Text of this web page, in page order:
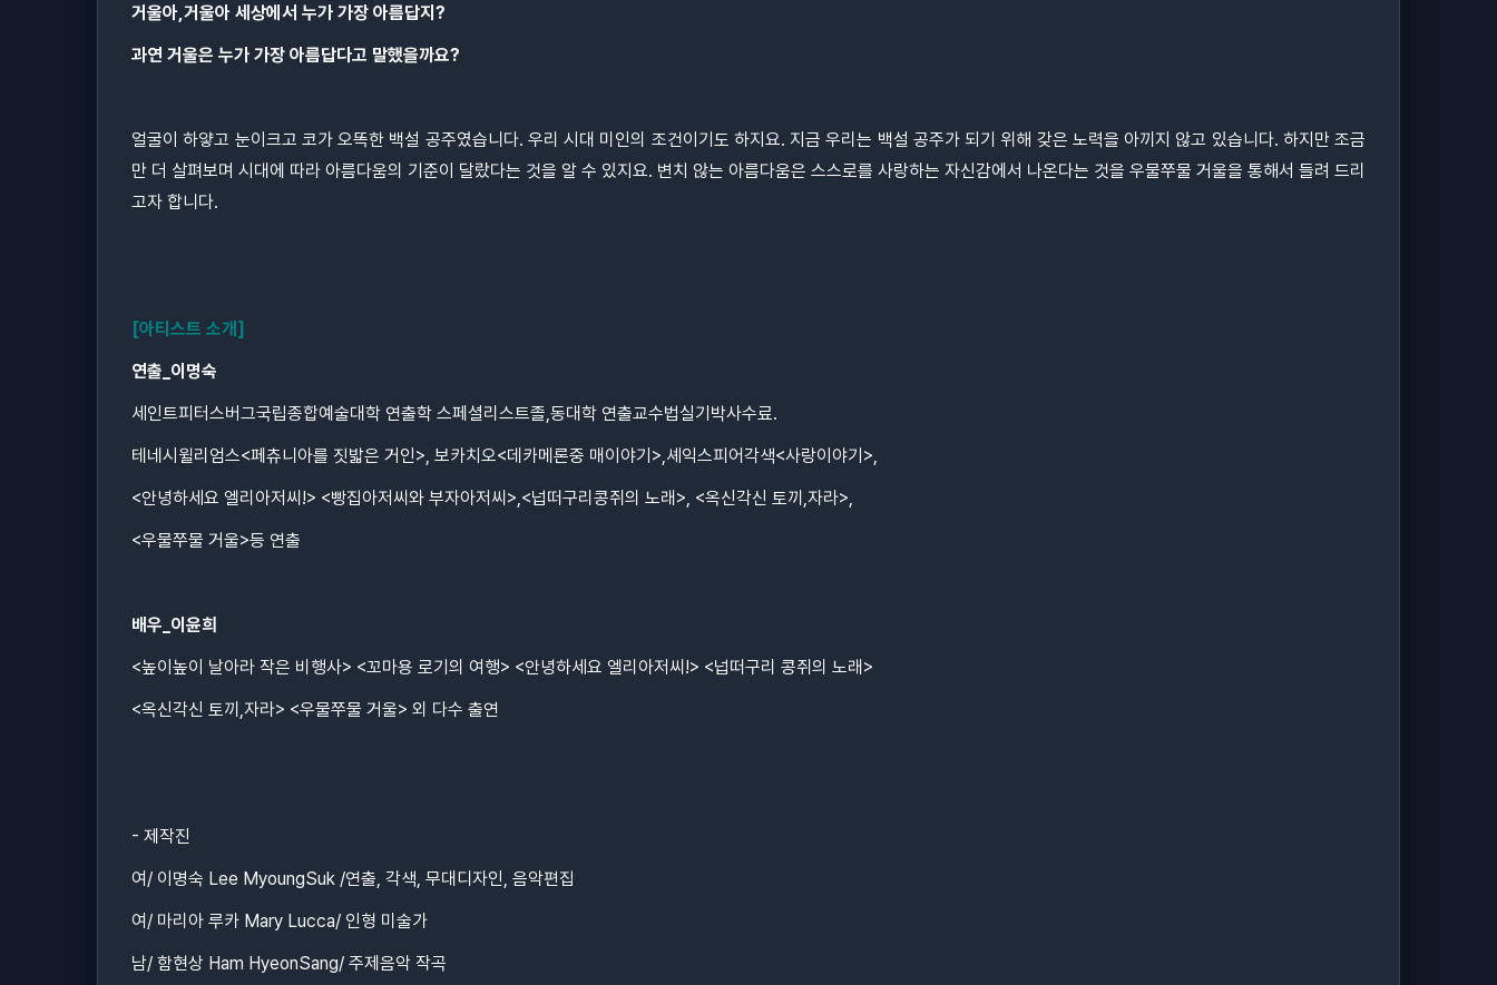
거울아,거울아 세상에서 누가 가장 아름답지?
과연 거울은 누가 가장 아름답다고 말했을까요?
얼굴이 하얗고 눈이크고 코가 오똑한 백설 공주였습니다. 우리 시대 미인의 조건이기도 하지요. 지금 우리는 백설 공주가 되기 위해 갖은 노력을 아끼지 않고 있습니다. 하지만 조금
만 더 살펴보며 시대에 따라 아름다움의 기준이 달랐다는 것을 알 수 있지요. 변치 않는 아름다움은 스스로를 사랑하는 자신감에서 나온다는 것을 우물쭈물 거울을 통해서 들려 드리
고자 합니다.
[아티스트 소개]
연출_이명숙
세인트피터스버그국립종합예술대학 연출학 스페셜리스트졸,동대학 연출교수법실기박사수료.
테네시윌리엄스<페츄니아를 짓밟은 거인>, 보카치오<데카메론중 매이야기>,셰익스피어각색<사랑이야기>,
<안녕하세요 엘리아저씨!> <빵집아저씨와 부자아저씨>,<넙떠구리콩쥐의 노래>, <옥신각신 토끼,자라>,
<우물쭈물 거울>등 연출
배우_이윤희
<높이높이 날아라 작은 비행사> <꼬마용 로기의 여행> <안녕하세요 엘리아저씨!> <넙떠구리 콩쥐의 노래>
<옥신각신 토끼,자라> <우물쭈물 거울> 외 다수 출연
- 제작진
여/ 이명숙 Lee MyoungSuk /연출, 각색, 무대디자인, 음악편집
여/ 마리아 루카 Mary Lucca/ 인형 미술가
남/ 함현상 Ham HyeonSang/ 주제음악 작곡